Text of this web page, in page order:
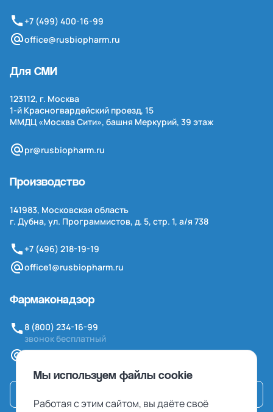
+7 (499) 400-16-99
office@rusbiopharm.ru
Для СМИ
123112, г. Москва
1-й Красногвардейский проезд, 15
ММДЦ «Москва Сити», башня Меркурий, 39 этаж
pr@rusbiopharm.ru
Производство
141983, Московская область
г. Дубна, ул. Программистов, д. 5, стр. 1, а/я 738
+7 (496) 218-19-19
office1@rusbiopharm.ru
Фармаконадзор
8 (800) 234-16-99
звонок бесплатный
Мы используем файлы cookie
Работая с этим сайтом, вы даёте своё